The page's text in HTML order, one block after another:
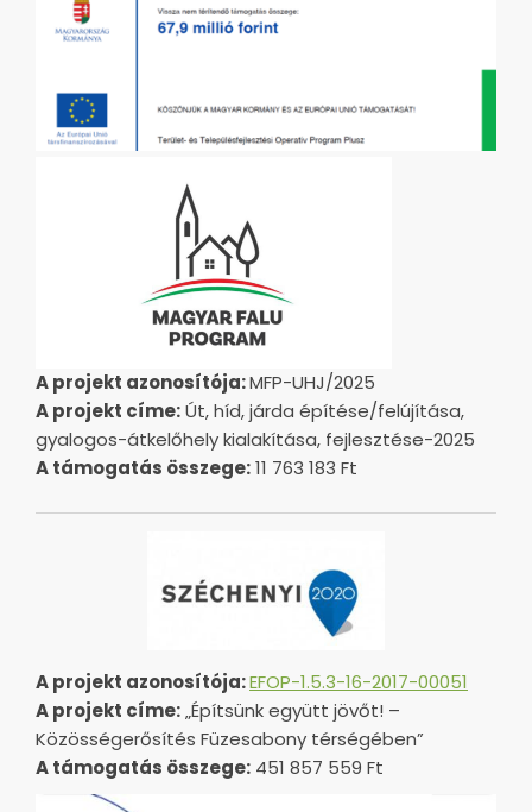
A projekt azonosítója:MFP-UHJ/2025
A projekt címe:Út, híd, járda építése/felújítása,
gyalogos-átkelőhely kialakítása, fejlesztése-2025
A támogatás összege:11 763 183 Ft
A projekt azonosítója:EFOP-1.5.3-16-2017-00051
A projekt címe:„Építsünk együtt jövőt! –
Közösségerősítés Füzesabony térségében”
A támogatás összege: 451 857 559 Ft